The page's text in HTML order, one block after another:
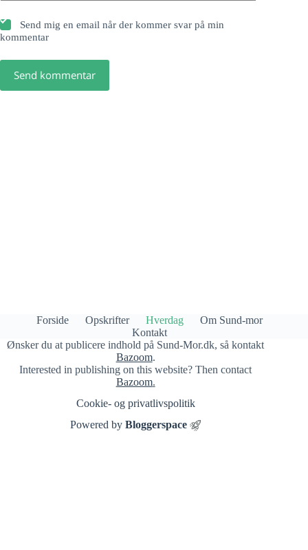
Send mig en email når der kommer svar på min
kommentar
Send kommentar
Forside Opskrifter Hverdag
Om Sund-mor
Kontakt
Ønsker du at publicere indhold på Sund-Mor.dk, så kontakt
Bazoom.
Interested in publishing on this website? Then contact
Bazoom.
Cookie- og privatlivspolitik​
Powered byBloggerspace